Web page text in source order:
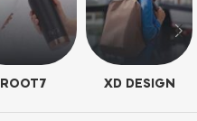
XD DESIGN
ROOT7